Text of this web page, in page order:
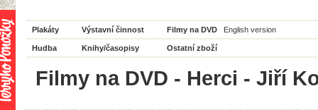
Plakáty Výstavní činnost Filmy na DVD English version
Hudba Knihy/časopisy Ostatní zboží
Filmy na DVD - Herci - Jiří